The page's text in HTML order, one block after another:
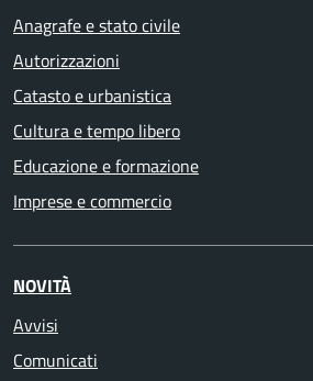
Anagrafe e stato civile
Autorizzazioni
Catasto e urbanistica
Cultura e tempo libero
Educazione e formazione
Imprese e commercio
NOVITÀ
Avvisi
Comunicati